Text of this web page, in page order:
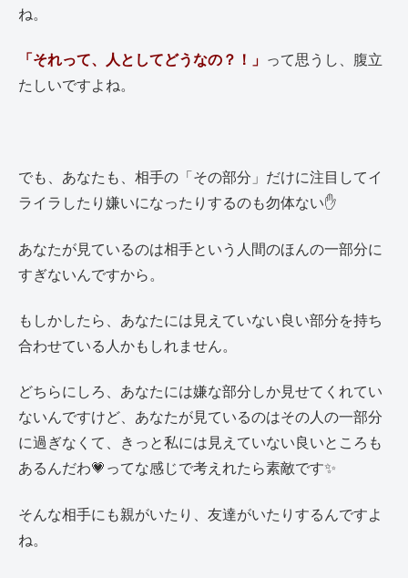
ね。
「それって、人としてどうなの？！」 って思うし、腹立
たしいですよね。
でも、あなたも、相手の「その部分」だけに注目してイ
ライラしたり嫌いになったりするのも勿体ない✋
あなたが見ているのは相手という人間のほんの一部分に
すぎないんですから。
もしかしたら、あなたには見えていない良い部分を持ち
合わせている人かもしれません。
どちらにしろ、あなたには嫌な部分しか見せてくれてい
ないんですけど、あなたが見ているのはその人の一部分
に過ぎなくて、きっと私には見えていない良いところも
あるんだわ💗ってな感じで考えれたら素敵です✨
そんな相手にも親がいたり、友達がいたりするんですよ
ね。